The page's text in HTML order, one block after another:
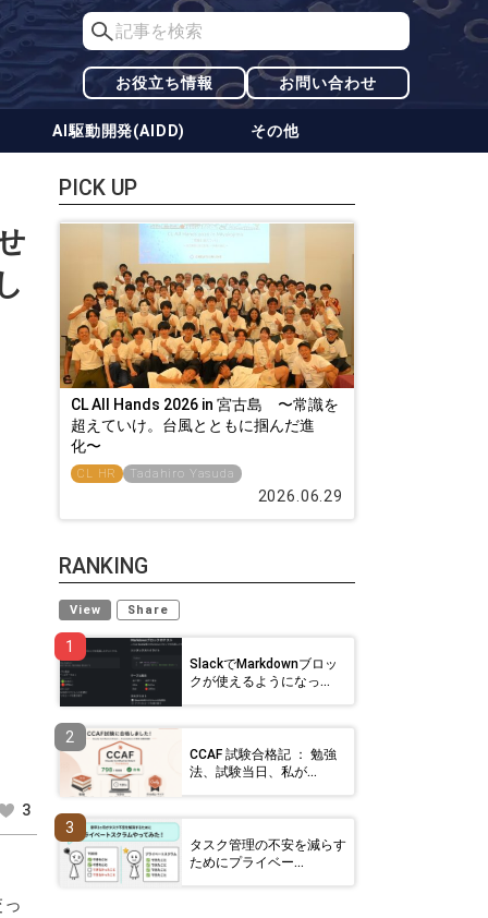
お役立ち情報 お問い合わせ
AI駆動開発(AIDD) その他
3
PICK UP
CL All Hands 2026 in 宮古島 〜常識を
超えていけ。台風とともに掴んだ進
化〜
CL HR Tadahiro Yasuda
2026.06.29
RANKING
View Share
1
SlackでMarkdownブロッ
クが使えるようになっ...
2
CCAF 試験合格記 ： 勉強
法、試験当日、私が...
3
タスク管理の不安を減らす
ためにプライベー...